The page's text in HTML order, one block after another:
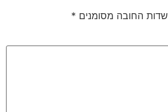
שדות החובה מסומנים *